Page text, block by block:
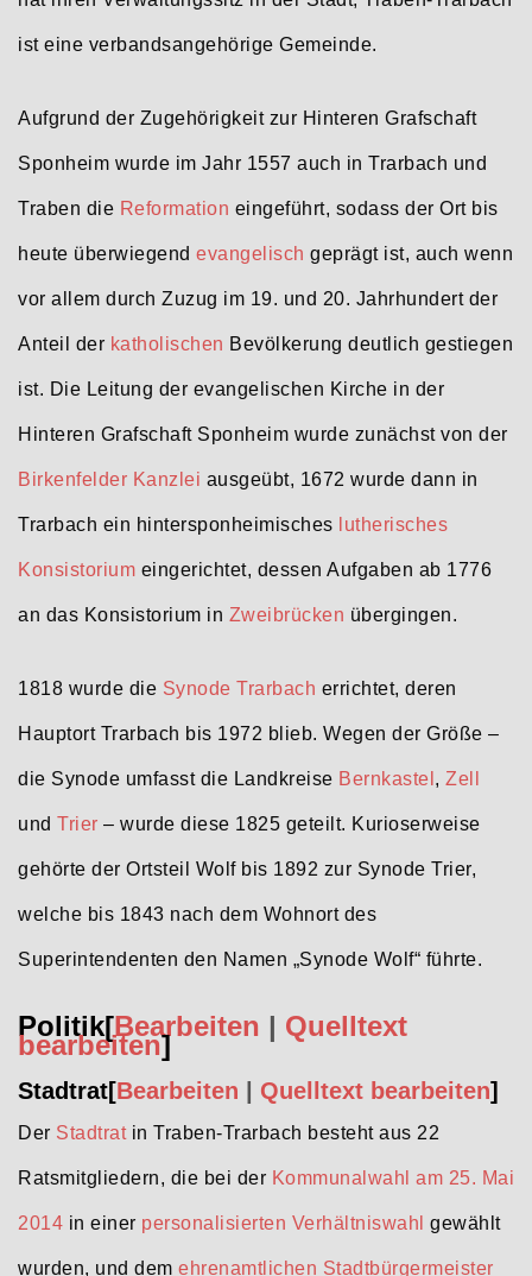
ist eine verbandsangehörige Gemeinde.
Aufgrund der Zugehörigkeit zur Hinteren Grafschaft
Sponheim wurde im Jahr 1557 auch in Trarbach und
Traben die Reformation eingeführt, sodass der Ort bis
heute überwiegend evangelisch geprägt ist, auch wenn
vor allem durch Zuzug im 19. und 20. Jahrhundert der
Anteil der katholischen Bevölkerung deutlich gestiegen
ist. Die Leitung der evangelischen Kirche in der
Hinteren Grafschaft Sponheim wurde zunächst von der
Birkenfelder Kanzlei ausgeübt, 1672 wurde dann in
Trarbach ein hintersponheimisches lutherisches
Konsistorium eingerichtet, dessen Aufgaben ab 1776
an das Konsistorium in Zweibrücken übergingen.
1818 wurde die Synode Trarbach errichtet, deren
Hauptort Trarbach bis 1972 blieb. Wegen der Größe –
die Synode umfasst die Landkreise Bernkastel , Zell
und Trier – wurde diese 1825 geteilt. Kurioserweise
gehörte der Ortsteil Wolf bis 1892 zur Synode Trier,
welche bis 1843 nach dem Wohnort des
Superintendenten den Namen „Synode Wolf“ führte.
Politik[Bearbeiten | Quelltext
bearbeiten]
Stadtrat[Bearbeiten Quelltext bearbeiten]
Der Stadtratin Traben-Trarbach besteht aus 22
Ratsmitgliedern, die bei der Kommunalwahl am 25. Mai
2014 in einer personalisierten Verhältniswahl gewählt
wurden, und dem ehrenamtlichen Stadtbürgermeister